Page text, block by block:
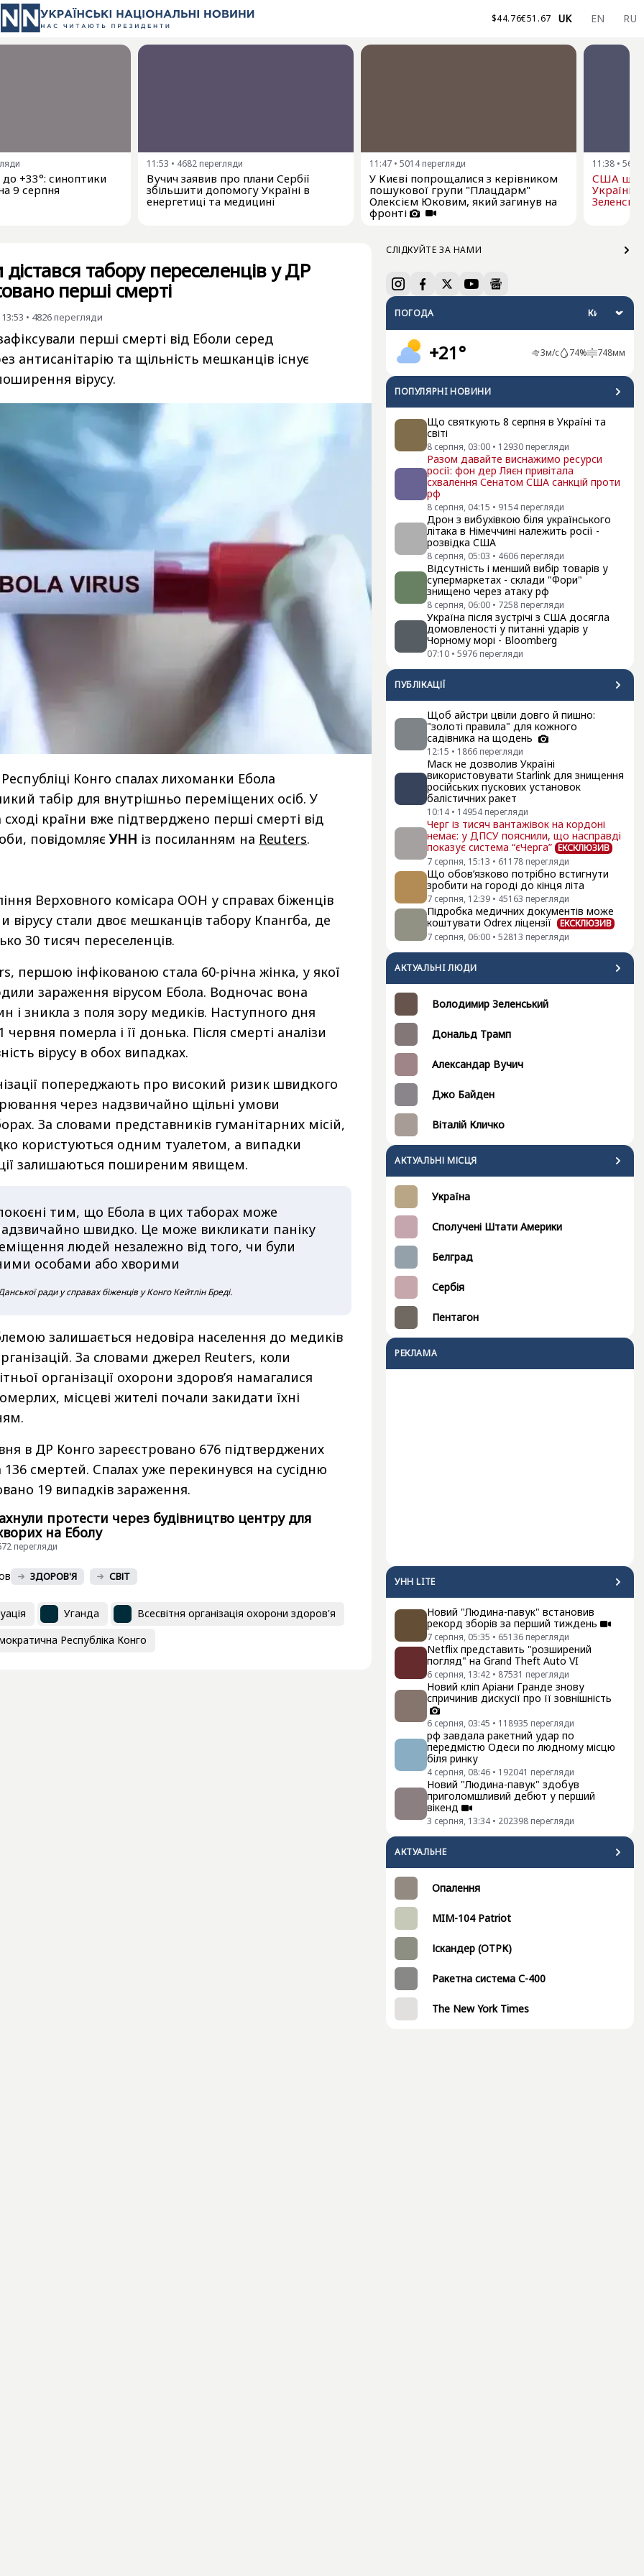
$44.76€51.67 UK EN RU
до +33°: синоптики
9 серпня
11:53 • 4682 перегляди
Вучич заявив про плани Сербії
збільшити допомогу Україні в
енергетиці та медицині
11:47 • 5014 перегляди
У Києві попрощалися з керівником
пошукової групи "Плацдарм"
Олексієм Юковим, який загинув на
фронті
11:38 • 5662
США
Україні
СЛІДКУЙТЕ ЗА НАМИ
ПОГОДА
+21° 3м/с 74% 748мм
ПОПУЛЯРНI НОВИНИ
Що святкують 8 серпня в Україні та
світі
8 серпня, 03:00 • 12930 перегляди
Разом давайте виснажимо ресурси
росії: фон дер Ляєн привітала
схвалення Сенатом США санкцій проти
рф
8 серпня, 04:15 • 9154 перегляди
Дрон з вибухівкою біля українського
літака в Німеччині належить росії -
розвідка США
8 серпня, 05:03 • 4606 перегляди
Відсутність і менший вибір товарів у
супермаркетах - склади "Фори"
знищено через атаку рф
8 серпня, 06:00 • 7258 перегляди
Україна після зустрічі з США досягла
домовленості у питанні ударів у
Чорному морі - Bloomberg
07:10 • 5976 перегляди
ПУБЛІКАЦІЇ
Щоб айстри цвіли довго й пишно:
"золоті правила" для кожного
садівника на щодень
12:15 • 1866 перегляди
Маск не дозволив Україні
використовувати Starlink для знищення
російських пускових установок
балістичних ракет
10:14 • 14954 перегляди
Черг із тисяч вантажівок на кордоні
немає: у ДПСУ пояснили, що насправді
показує система “єЧерга” ЕКСКЛЮЗИВ
7 серпня, 15:13 • 61178 перегляди
Що обов’язково потрібно встигнути
зробити на городі до кінця літа
7 серпня, 12:39 • 45163 перегляди
Підробка медичних документів може
коштувати Odrex ліцензії
ЕКСКЛЮЗИВ
7 серпня, 06:00 • 52813 перегляди
АКТУАЛЬНI ЛЮДИ
Володимир Зеленський
Дональд Трамп
Александар Вучич
Джо Байден
Віталій Кличко
АКТУАЛЬНІ МІСЦЯ
Україна
Сполучені Штати Америки
Белград
Сербія
Пентагон
РЕКЛАМА
УНН LITE
Новий "Людина-павук" встановив
рекорд зборів за перший тиждень
7 серпня, 05:35 • 65136 перегляди
Netflix представить "розширений
погляд" на Grand Theft Auto VI
6 серпня, 13:42 • 87531 перегляди
Новий кліп Аріани Гранде знову
спричинив дискусії про її зовнішність
6 серпня, 03:45 • 118935 перегляди
рф завдала ракетний удар по
передмістю Одеси по людному місцю
біля ринку
4 серпня, 08:46 • 192041 перегляди
Новий "Людина-павук" здобув
приголомшливий дебют у перший
вікенд
3 серпня, 13:34 • 202398 перегляди
АКТУАЛЬНЕ
Опалення
MIM-104 Patriot
Іскандер (ОТРК)
Ракетна система С-400
The New York Times
табору переселенців у ДР
перші смерті
• 4826перегляди
перші смерті від Еболи серед
антисанітарію та щільність мешканців існує
вірусу.
Конго спалах лихоманки Ебола
табір для внутрішньо переміщених осіб. У
країни вже підтверджено перші смерті від
повідомляєУНН із посиланням на Reuters.
Верховного комісара ООН у справах біженців
вірусу стали двоє мешканців табору Кпангба, де
30 тисяч переселенців.
першою інфікованою стала 60-річна жінка, у якої
зараження вірусом Ебола. Водночас вона
і зникла з поля зору медиків. Наступного дня
померла і її донька. Після смерті аналізи
вірусу в обох випадках.
попереджають про високий ризик швидкого
через надзвичайно щільні умови
За словами представників гуманітарних місій,
користуються одним туалетом, а випадки
залишаються поширеним явищем.
тим, що Ебола в цих таборах може
швидко. Це може викликати паніку
людей незалежно від того, чи були
особами або хворими
ради у справах біженців у Конго Кейтлін Бреді.
залишається недовіра населення до медиків
За словами джерел Reuters, коли
організації охорони здоров’я намагалися
місцеві жителі почали закидати їхні
в ДР Конго зареєстровано 676 підтверджених
136 смертей. Спалах уже перекинувся на сусідню
19 випадків зараження.
протести через будівництво центру для
на Еболу
перегляди
ЗДОРОВ'Я СВІТ
Уганда
Всесвітня організація охорони здоров'я
Республіка Конго